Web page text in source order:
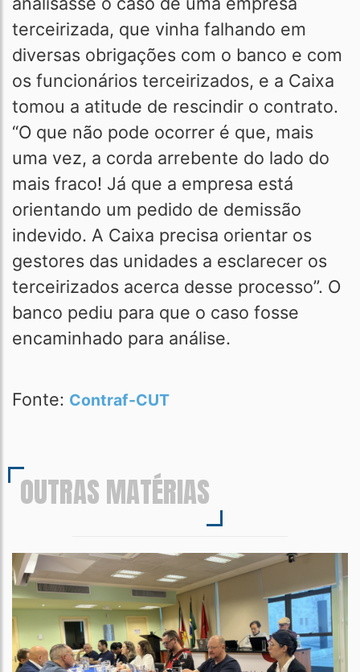
terceirizada, que vinha falhando em
diversas obrigações com o banco e com
os funcionários terceirizados, e a Caixa
tomou a atitude de rescindir o contrato.
“O que não pode ocorrer é que, mais
uma vez, a corda arrebente do lado do
mais fraco! Já que a empresa está
orientando um pedido de demissão
indevido. A Caixa precisa orientar os
gestores das unidades a esclarecer os
terceirizados acerca desse processo”. O
banco pediu para que o caso fosse
encaminhado para análise.
Fonte: Contraf-CUT
OUTRAS MATÉRIAS